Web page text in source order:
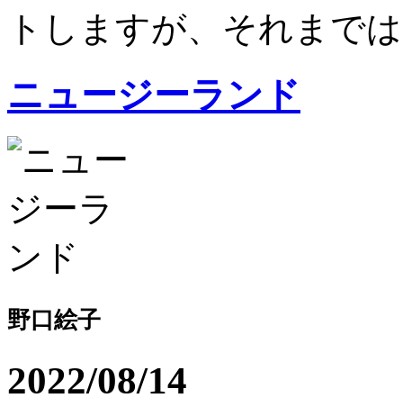
トしますが、それまで
ニュージーランド
野口絵子
2022/08/14